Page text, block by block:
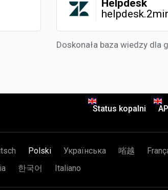
Helpdesk
Doskonała baza wiedzy dla
Status kopalni
Polski Українська 㗂越
한국어 Italiano